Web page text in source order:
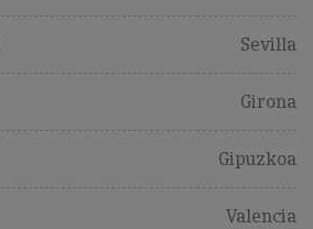
Sevilla
Girona
Gipuzkoa
Valencia